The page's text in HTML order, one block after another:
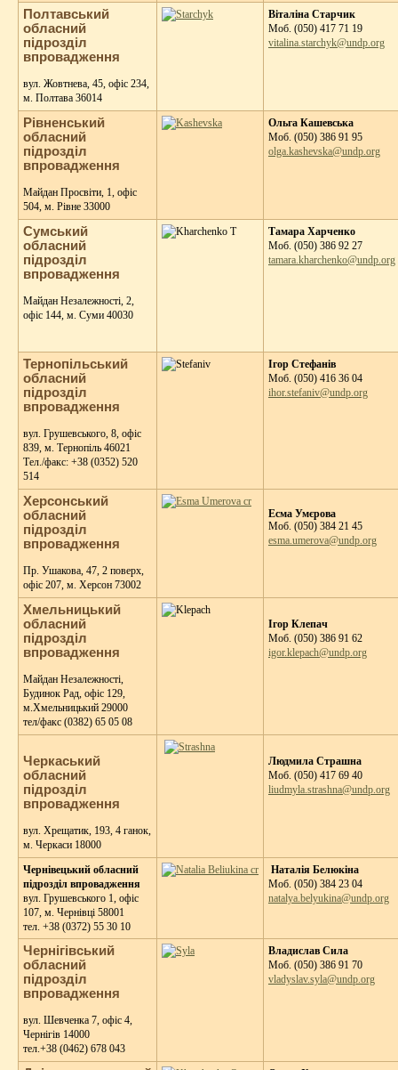
Полтавський
обласний
підрозділ
впровадження
вул. Жовтнева, 45, офіс 234,
м. Полтава 36014
Віталіна Старчик
Моб. (050) 417 71 19
vitalina.starchyk@undp.org
Рівненський
обласний
підрозділ
впровадження
Майдан Просвіти, 1, офіс
504, м. Рівне 33000
Ольга Кашевська
Моб. (050) 386 91 95
olga.kashevska@undp.org
Сумський
обласний
підрозділ
впровадження
Майдан Незалежності, 2,
офіс 144, м. Суми 40030
Тамара Харченко
Моб. (050) 386 92 27
tamara.kharchenko@undp.org
Тернопільський
обласний
підрозділ
впровадження
вул. Грушевського, 8, офіс
839, м. Тернопіль 46021
Тeл./факс: +38 (0352) 520
514
Ігор Стефанів
Моб. (050) 416 36 04
ihor.stefaniv@undp.org
Херсонський
обласний
підрозділ
впровадження
Пр. Ушакова, 47, 2 поверх,
офіс 207, м. Херсон 73002
Есма Умєрова
Моб. (050) 384 21 45
esma.umerova@undp.org
Хмельницький
обласний
підрозділ
впровадження
Майдан Незалежності,
Будинок Рад, офіс 129,
м.Хмельницький 29000
тел/факс (0382) 65 05 08
Ігор Клепач
Моб. (050) 386 91 62
igor.klepach@undp.org
Черкаський
обласний
підрозділ
впровадження
вул. Хрещатик, 193, 4 ганок,
м. Черкаси 18000
Людмила Страшна
Moб. (050) 417 69 40
liudmyla.strashna@undp.org
Чернівецький обласний
підрозділ впровадження
вул. Грушевського 1, офіс
107, м. Чернівці 58001
тeл. +38 (0372) 55 30 10
Наталія Белюкіна
Моб. (050) 384 23 04
natalya.belyukina@undp.org
Чернігівський
обласний
підрозділ
впровадження
вул. Шевченка 7, офіс 4,
Чернігів 14000
тел.+38 (0462) 678 043
Владислав Сила
Моб. (050) 386 91 70
vladyslav.syla@undp.org